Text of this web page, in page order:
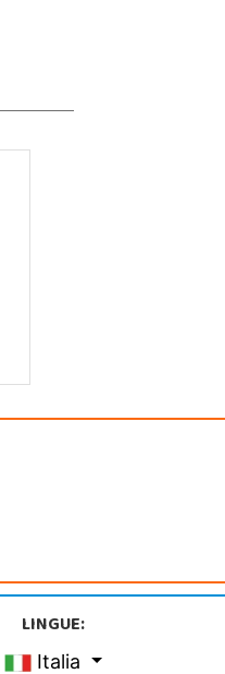
LINGUE:
Italia